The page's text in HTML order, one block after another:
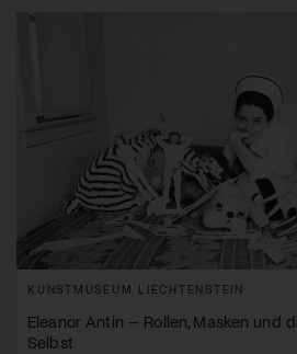
KUNSTMUSEUM LIECHTENSTEIN
Eleanor Antin – Rollen, Masken und
Selbst